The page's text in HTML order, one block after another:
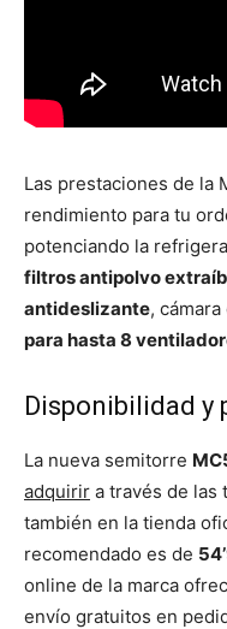
Las prestaciones de la
rendimiento para tu
potenciando la
filtros antipolvo
antideslizante,
para hasta 8
Disponibilidad y
La nueva semitorre
adquirir a través de las
también en la tienda
recomendado es de
online de la marca
envío gratuitos en